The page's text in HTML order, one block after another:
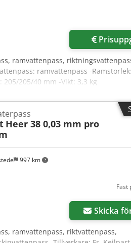
ramvattenpass,
ramvattenpass -
205/40 mm -Vikt: 3,3 kg
997 km
Heer 38 0,03 mm pro
Fast
Skicka
ramvattenpass, riktvattenpass,